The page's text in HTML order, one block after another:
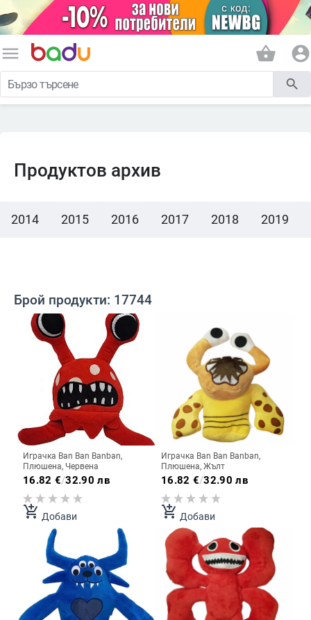
menu shopping_basket account_circle
search
Продуктов архив
2014 2015 2016 2017 2018 2019
Брой продукти: 17744
Играчка Ban Ban Banban,
Плюшена, Червена
16.82 €/32.90 лв
add_shopping_cart Добави
Играчка Ban Ban Banban,
Плюшена, Жълт
16.82 €/32.90 лв
add_shopping_cart Добави